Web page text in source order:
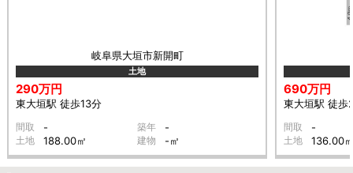
岐阜県大垣市新開町
土地
290万円
東大垣駅 徒歩13分
間取 - 築年 -
土地 188.00㎡ 建物 -㎡
690万円
東大垣駅 徒歩
間取 -
土地 136.00